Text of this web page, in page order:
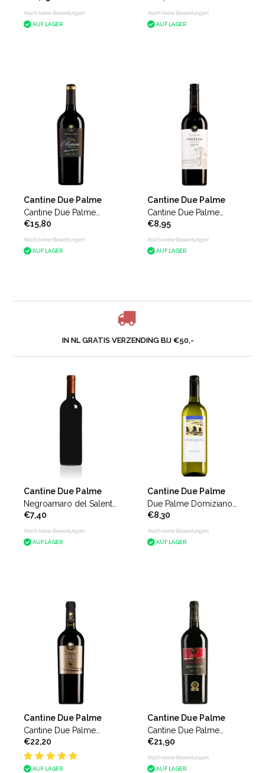
San Gaetano
Noch keine Bewertungen
AUF LAGER
Noch keine Bewertungen
AUF LAGER
Cantine Due Palme
Cantine Due Palme
Ettamiano Primitivo
€15,80
Noch keine Bewertungen
AUF LAGER
Cantine Due Palme
Cantine Due Palme
Squinzano Angelini
€8,95
Noch keine Bewertungen
AUF LAGER
IN NL GRATIS VERZENDING BIJ €50,-
Cantine Due Palme
Negroamaro del Salento
Domiziano ohne
Frontetikett
€7,40
Noch keine Bewertungen
AUF LAGER
Cantine Due Palme
Due Palme Domiziano
Bianco
€8,30
Noch keine Bewertungen
AUF LAGER
Cantine Due Palme
Cantine Due Palme
Salento Serre
Susumaniello magnum
€22,20
AUF LAGER
Cantine Due Palme
Cantine Due Palme
Selvarossa
€21,90
Noch keine Bewertungen
AUF LAGER